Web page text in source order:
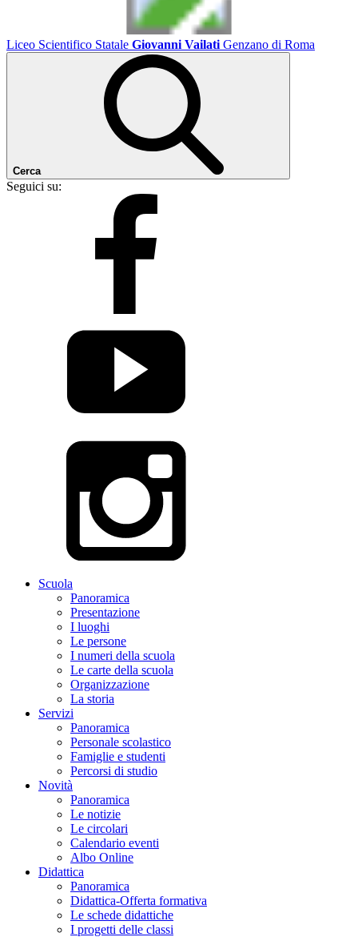
Liceo Scientifico Statale Giovanni Vailati Genzano di Roma
Cerca
Seguici su:
Scuola
Panoramica
Presentazione
I luoghi
Le persone
I numeri della scuola
Le carte della scuola
Organizzazione
La storia
Servizi
Panoramica
Personale scolastico
Famiglie e studenti
Percorsi di studio
Novità
Panoramica
Le notizie
Le circolari
Calendario eventi
Albo Online
Didattica
Panoramica
Didattica-Offerta formativa
Le schede didattiche
I progetti delle classi